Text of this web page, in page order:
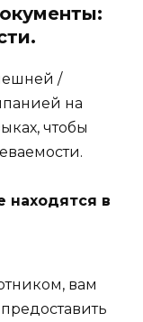
/
на
чтобы
находятся в
вам